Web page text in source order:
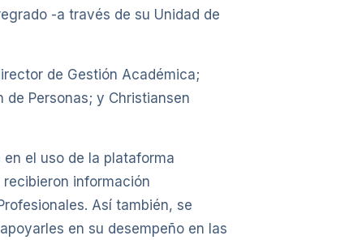
-a través de su Unidad de
de Gestión Académica;
Personas; y Christiansen
el uso de la plataforma
información
Así también, se
en su desempeño en las